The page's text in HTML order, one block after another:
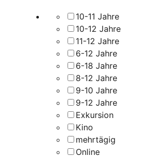
10-11 Jahre
10-12 Jahre
11-12 Jahre
6-12 Jahre
6-18 Jahre
8-12 Jahre
9-10 Jahre
9-12 Jahre
Exkursion
Kino
mehrtägig
Online